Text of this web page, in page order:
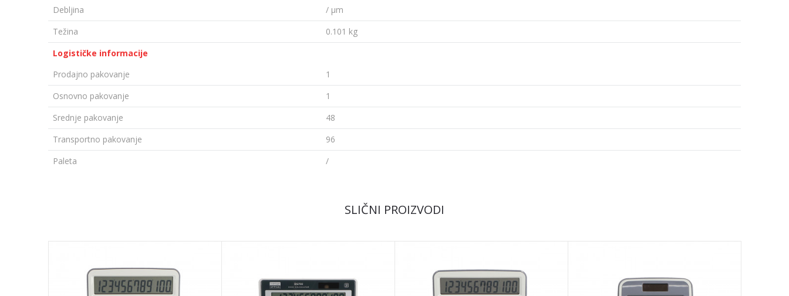
Debljina
/ µm
Težina
0.101 kg
Logističke informacije
Prodajno pakovanje
1
Osnovno pakovanje
1
Srednje pakovanje
48
Transportno pakovanje
96
Paleta
/
SLIČNI PROIZVODI